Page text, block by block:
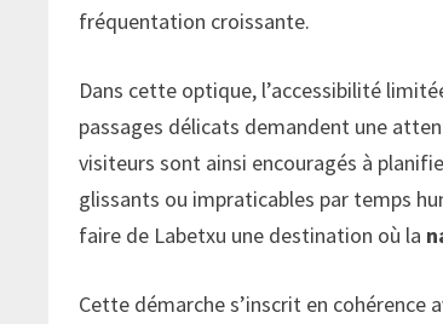
fréquentation croissante.
Dans cette optique, l’accessibilité
passages délicats demandent une
visiteurs sont ainsi encouragés à
glissants ou impraticables par temps
faire de Labetxu une destination où la
Cette démarche s’inscrit en cohérence